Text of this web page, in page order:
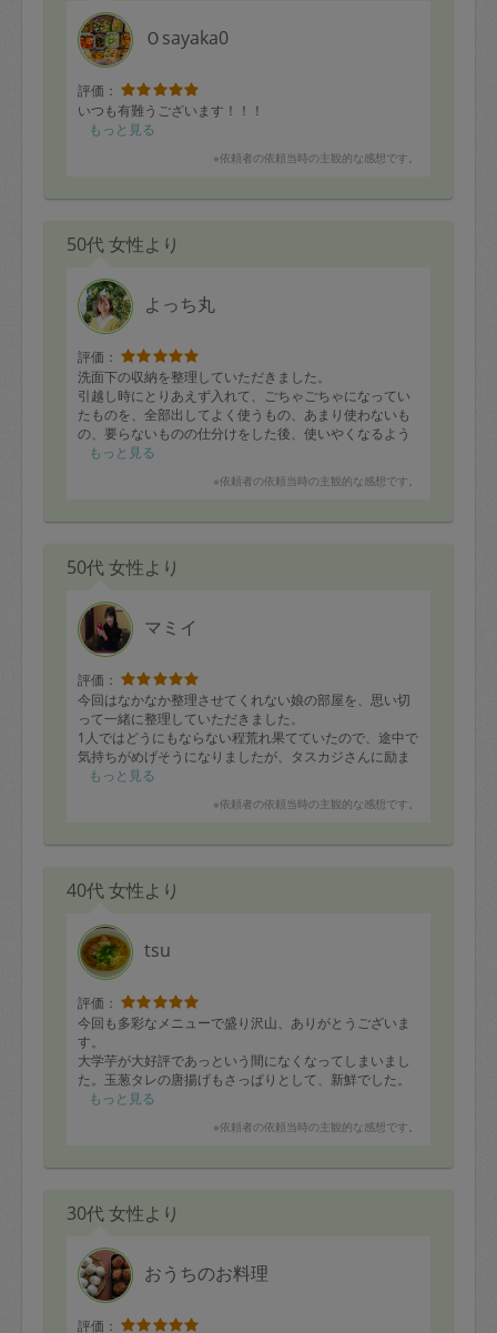
と言っていました。
ありがとうございました。
Ｏsayaka0
評価：
いつも有難うございます！！！
もっと見る
※依頼者の依頼当時の主観的な感想です。
50代 女性より
よっち丸
評価：
洗面下の収納を整理していただきました。
引越し時にとりあえず入れて、ごちゃごちゃになってい
たものを、全部出してよく使うもの、あまり使わないも
の、要らないものの仕分けをした後、使いやくなるよう
に収納してもらいました。
レイに収められてよかったです。
だきました。
整理してもらいました。
き、自分ではどうしていいかわからなかったのでありが
たかったです。
一歳の娘もいたので邪魔しないか心配でしたが、優しく
対応していたきました。
また収納で困った時は助けていただきたいなと思いまし
た。
今回はお世話になり、ありがとうございましたm(_ _)m
もっと見る
※依頼者の依頼当時の主観的な感想です。
50代 女性より
マミイ
評価：
今回はなかなか整理させてくれない娘の部屋を、思い切
って一緒に整理していただきました。
1人ではどうにもならない程荒れ果てていたので、途中で
気持ちがめげそうになりましたが、タスカジさんに励ま
され、また私が休んでいる間もテキパキ片付けていただ
なりました。娘もいつもなら片付けると嫌がるのです
っていました。家族も全員喜んでいました^_^ずっと気に
三姉妹の部屋がスッキリしたので、リビング等他の部屋
く付き合っていただきありがとうございました。
またの際はよろしくお願いします！
もっと見る
※依頼者の依頼当時の主観的な感想です。
40代 女性より
tsu
評価：
今回も多彩なメニューで盛り沢山、ありがとうございま
す。
大学芋が大好評であっという間になくなってしまいまし
た。玉葱タレの唐揚げもさっぱりとして、新鮮でした。
ひき肉もやし味噌汁も斬新で、コクがあって、こどもた
いつもどうもありがとうございます！
唐揚げ(玉ねぎタレ)
ミートソース
タラレモンバターソテー
大学芋
フライドポテト
こんにゃく煮
もっと見る
※依頼者の依頼当時の主観的な感想です。
30代 女性より
おうちのお料理
評価：